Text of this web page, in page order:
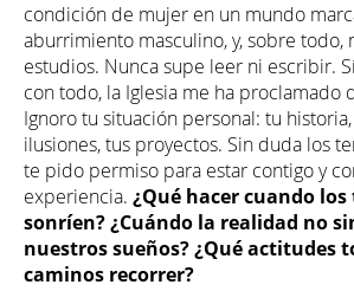
condición de mujer en un mundo
aburrimiento masculino, y, sobre todo,
estudios. Nunca supe leer ni escribir.
con todo, la Iglesia me ha proclamado
Ignoro tu situación personal: tu
ilusiones, tus proyectos. Sin duda los
te pido permiso para estar contigo y
experiencia. ¿Qué hacer cuando
sonríen? ¿Cuándo la realidad no
nuestros sueños? ¿Qué actitudes
caminos recorrer?